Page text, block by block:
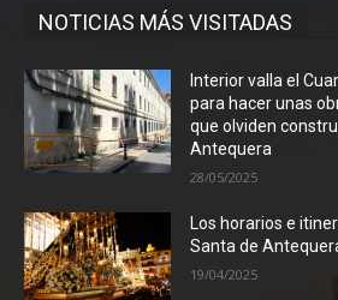
NOTICIAS MÁS VISITADAS
Interior valla el
para hacer unas
que olviden
Antequera
28/05/2025
Los horarios e
Santa de
19/04/2025